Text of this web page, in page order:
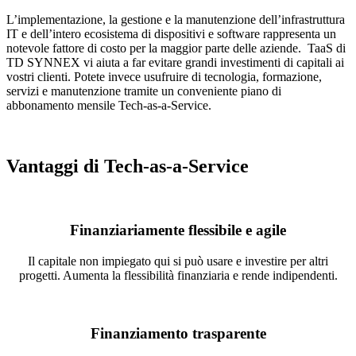
L’implementazione, la gestione e la manutenzione dell’infrastruttura
IT e dell’intero ecosistema di dispositivi e software rappresenta un
notevole fattore di costo per la maggior parte delle aziende. TaaS di
TD SYNNEX vi aiuta a far evitare grandi investimenti di capitali ai
vostri clienti. Potete invece usufruire di tecnologia, formazione,
servizi e manutenzione tramite un conveniente piano di
abbonamento mensile Tech-as-a-Service.
Vantaggi di Tech-as-a-Service
Finanziariamente flessibile e agile
Il capitale non impiegato qui si può usare e investire per altri
progetti. Aumenta la flessibilità finanziaria e rende indipendenti.
Finanziamento trasparente